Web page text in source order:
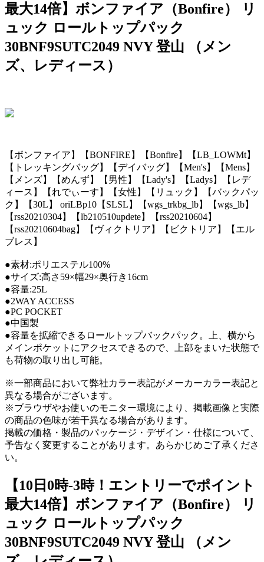
最大14倍】ボンファイア（Bonfire） リ
ュック ロールトップパック
30BNF9SUTC2049 NVY 登山 （メン
ズ、レディース）
【ボンファイア】【BONFIRE】【Bonfire】【LB_LOWMt】
【トレッキングバッグ】【デイバッグ】【Men's】【Mens】
【メンズ】【めんず】【男性】【Lady's】【Ladys】【レデ
ィース】【れでぃーす】【女性】【リュック】【バックパッ
ク】【30L】 oriLBp10【SLSL】【wgs_trkbg_lb】【wgs_lb】
【rss20210304】【lb210510updete】【rss20210604】
【rss20210604bag】【ヴィクトリア】【ビクトリア】【エル
ブレス】
●素材:ポリエステル100%
●サイズ:高さ59×幅29×奥行き16cm
●容量:25L
●2WAY ACCESS
●PC POCKET
●中国製
●容量を拡縮できるロールトップバックパック。上、横から
メインポケットにアクセスできるので、上部をまいた状態で
も荷物の取り出し可能。
※一部商品において弊社カラー表記がメーカーカラー表記と
異なる場合がございます。
※ブラウザやお使いのモニター環境により、掲載画像と実際
の商品の色味が若干異なる場合があります。
掲載の価格・製品のパッケージ・デザイン・仕様について、
予告なく変更することがあります。あらかじめご了承くださ
い。
【10日0時-3時！エントリーでポイント
最大14倍】ボンファイア（Bonfire） リ
ュック ロールトップパック
30BNF9SUTC2049 NVY 登山 （メン